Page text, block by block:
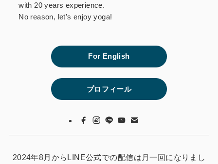
with 20 years experience.
No reason, let's enjoy yoga!
For English
プロフィール
2024年8月からLINE公式での配信は月一回になりまし